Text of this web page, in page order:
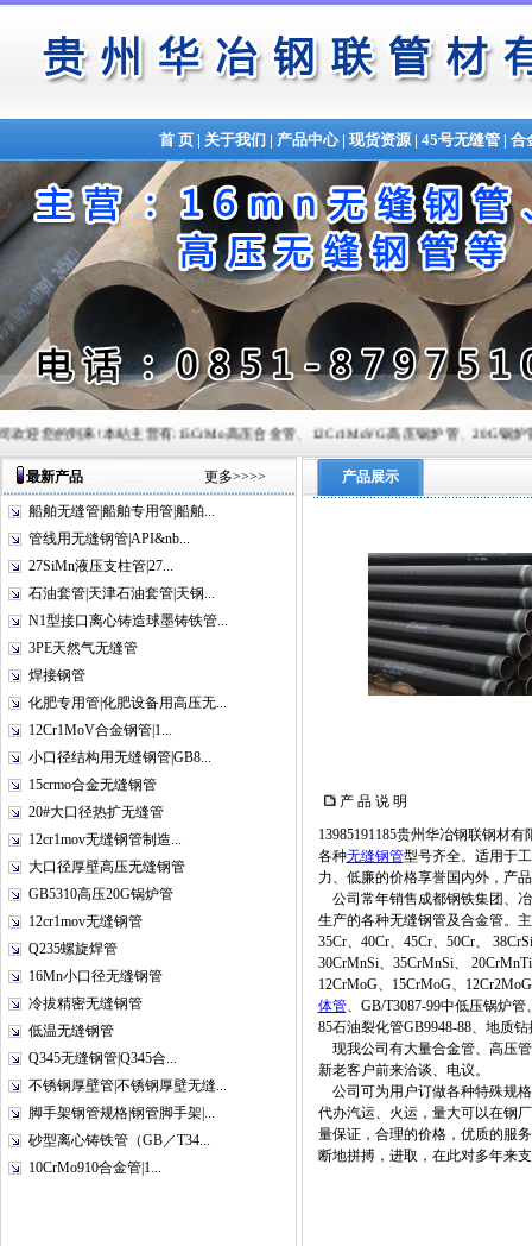
首 页| 关于我们 | 产品中心| 现货资源| 45号无缝管| 合
迎您的到来!本站主营有:15CrMo高压合金管、12Cr1MoVG高压锅炉管、20G锅炉
最新产品 更多>>>>
船舶无缝管|船舶专用管|船舶...
管线用无缝钢管|API&nb...
27SiMn液压支柱管|27...
石油套管|天津石油套管|天钢...
N1型接口离心铸造球墨铸铁管...
3PE天然气无缝管
焊接钢管
化肥专用管|化肥设备用高压无...
12Cr1MoV合金钢管|1...
小口径结构用无缝钢管|GB8...
15crmo合金无缝钢管
20#大口径热扩无缝管
12cr1mov无缝钢管制造...
大口径厚壁高压无缝钢管
GB5310高压20G锅炉管
12cr1mov无缝钢管
Q235螺旋焊管
16Mn小口径无缝钢管
冷拔精密无缝钢管
低温无缝钢管
Q345无缝钢管|Q345合...
不锈钢厚壁管|不锈钢厚壁无缝...
脚手架钢管规格|钢管脚手架|...
砂型离心铸铁管（GB／T34...
10CrMo910合金管|1...
产品展示
产 品 说 明
13985191185贵州华冶钢联钢材
各种无缝钢管型号齐全。适用于
力、低廉的价格享誉国内外，产
公司常年销售成都钢铁集团、
生产的各种无缝钢管及合金管。
35Cr、40Cr、45Cr、50Cr、
30CrMnSi、35CrMnSi、
12CrMoG、15CrMoG、
体管、GB/T3087-99中低压锅炉管
85石油裂化管GB9948-88、地质
现我公司有大量合金管、高压
新老客户前来洽谈、电议。
公司可为用户订做各种特殊规
代办汽运、火运，量大可以在钢
量保证，合理的价格，优质的服
断地拼搏，进取，在此对多年来